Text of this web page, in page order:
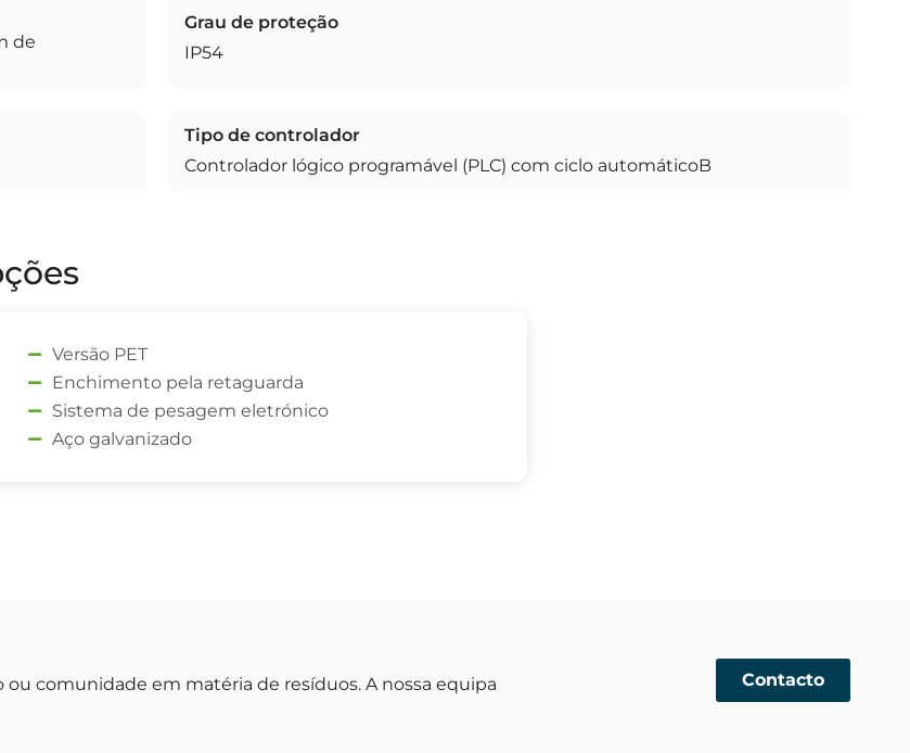
de
Grau de proteção
IP54
Tipo de controlador
Controlador lógico programável (PLC) com ciclo automáticoB
Versão PET
Enchimento pela retaguarda
Sistema de pesagem eletrónico
Aço galvanizado
comunidade em matéria de resíduos. A nossa equipa
Contacto